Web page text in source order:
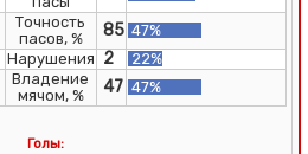
Точность
пасов, %
85 47%
Нарушения 2
22%
Владение
мячом, %
47 47%
Голы: